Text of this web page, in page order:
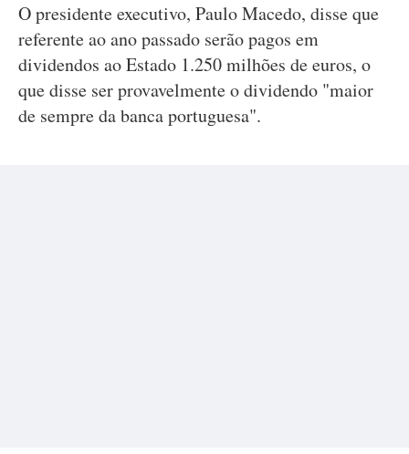
O presidente executivo, Paulo Macedo, disse que
referente ao ano passado serão pagos em
dividendos ao Estado 1.250 milhões de euros, o
que disse ser provavelmente o dividendo "maior
de sempre da banca portuguesa".